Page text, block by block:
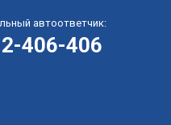
автоответчик:
406-406